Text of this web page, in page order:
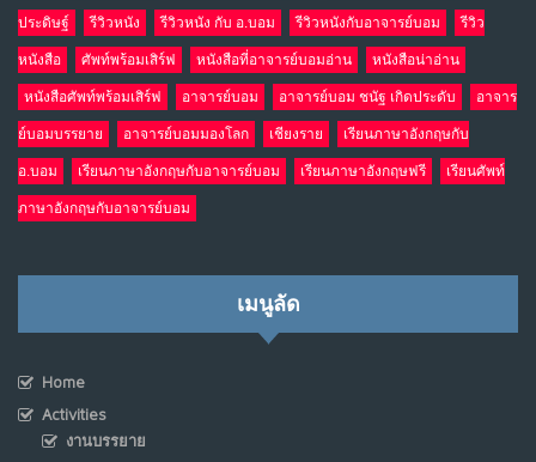
ประดิษฐ์ รีวิวหนัง รีวิวหนัง กับ อ.บอม รีวิวหนังกับอาจารย์บอม รีวิว
หนังสือ ศัพท์พร้อมเสิร์ฟ หนังสือที่อาจารย์บอมอ่าน หนังสือน่าอ่าน
หนังสือศัพท์พร้อมเสิร์ฟ อาจารย์บอม อาจารย์บอม ชนัฐ เกิดประดับ อาจาร
ย์บอมบรรยาย อาจารย์บอมมองโลก เชียงราย เรียนภาษาอังกฤษกับ
อ.บอม เรียนภาษาอังกฤษกับอาจารย์บอม เรียนภาษาอังกฤษฟรี เรียนศัพท์
ภาษาอังกฤษกับอาจารย์บอม
เมนูลัด
Home
Activities
งานบรรยาย